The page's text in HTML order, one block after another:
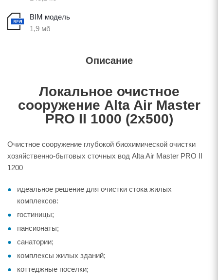
BIM модель
1,9 мб
Описание
Локальное очистное
сооружение Alta Air Master
PRO II 1000 (2х500)
Очистное сооружение глубокой биохимической очистки
хозяйственно-бытовых сточных вод Alta Air Master PRO II
1200
идеальное решение для очистки стока жилых
комплексов:
гостиницы;
пансионаты;
санатории;
комплексы жилых зданий;
коттеджные поселки;